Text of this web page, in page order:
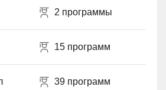
2 программы
15 программ
39 программ